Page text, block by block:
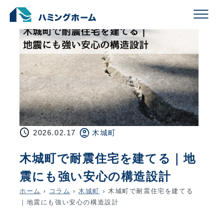
schedule 2026.02.17 account_circle 木城町
木城町で耐震住宅を建てる｜地
震にも強い安心の構造設計
ホーム › コラム › 木城町 › 木城町で耐震住宅を建てる
｜地震にも強い安心の構造設計